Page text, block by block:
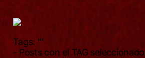
Tags: ""
- Posts con el TAG